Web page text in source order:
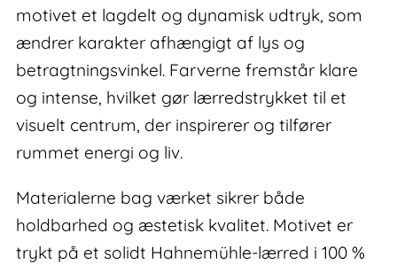
motivet et lagdelt og dynamisk udtryk, som
ændrer karakter afhængigt af lys og
betragtningsvinkel. Farverne fremstår klare
og intense, hvilket gør lærredstrykket til et
visuelt centrum, der inspirerer og tilfører
rummet energi og liv.
Materialerne bag værket sikrer både
holdbarhed og æstetisk kvalitet. Motivet er
trykt på et solidt Hahnemühle-lærred i 100 %